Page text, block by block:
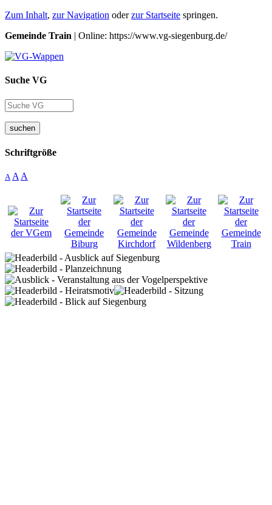
Zum Inhalt, zur Navigation oderzur Startseite springen.
Gemeinde Train | Online: https://www.vg-siegenburg.de/
Suche VG
suchen
Schriftgröße
A A A